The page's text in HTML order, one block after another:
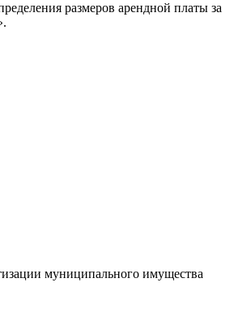
размеров арендной платы за
муниципального имущества